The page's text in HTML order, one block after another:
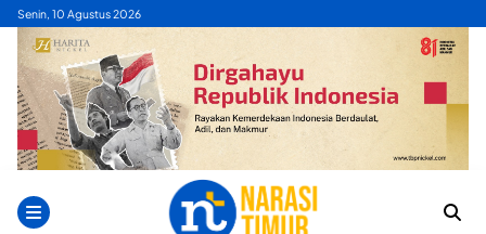
Skip
content
Senin, 10 Agustus 2026